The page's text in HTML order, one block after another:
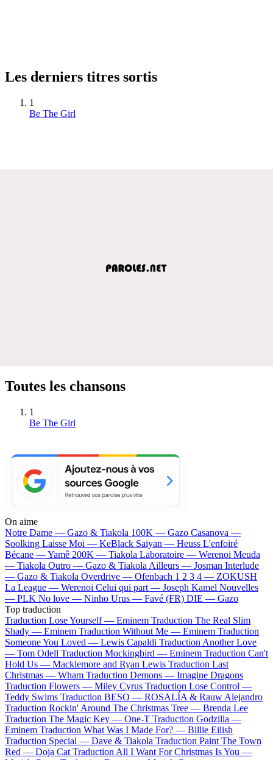
Les derniers titres sortis
1
Be The Girl
Toutes les chansons
1
Be The Girl
On aime
Notre Dame — Gazo & Tiakola 100K — Gazo Casanova —
Soolking Laisse Moi — KeBlack Saiyan — Heuss L'enfoiré
Bécane —Yamê 200K — Tiakola Laboratoire — Werenoi Meuda
— Tiakola Outro — Gazo & Tiakola Ailleurs — Josman Interlude
— Gazo & Tiakola Overdrive — Ofenbach 1 2 3 4 — ZOKUSH
La League — Werenoi Celui qui part — Joseph Kamel Nouvelles
— PLK No love — Ninho Urus — Favé (FR) DIE — Gazo
Top traduction
Traduction Lose Yourself — Eminem Traduction The Real Slim
Shady — Eminem Traduction Without Me — Eminem Traduction
Someone You Loved — Lewis Capaldi Traduction Another Love
— Tom Odell Traduction Mockingbird — Eminem Traduction Can't
Hold Us — Macklemore and Ryan Lewis Traduction Last
Christmas — Wham Traduction Demons — Imagine Dragons
Traduction Flowers — Miley Cyrus Traduction Lose Control —
Teddy Swims Traduction BESO — ROSALÍA & Rauw Alejandro
Traduction Rockin' Around The Christmas Tree — Brenda Lee
Traduction The Magic Key — One-T Traduction Godzilla —
Eminem Traduction What Was I Made For? — Billie Eilish
Traduction Special — Dave & Tiakola Traduction Paint The Town
Red — Doja Cat Traduction All I Want For Christmas Is You —